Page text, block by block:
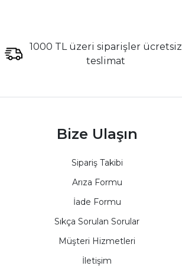
1000 TL üzeri siparişler ücretsiz
teslimat
Bize Ulaşın
Sipariş Takibi
Arıza Formu
İade Formu
Sıkça Sorulan Sorular
Müşteri Hizmetleri
İletişim